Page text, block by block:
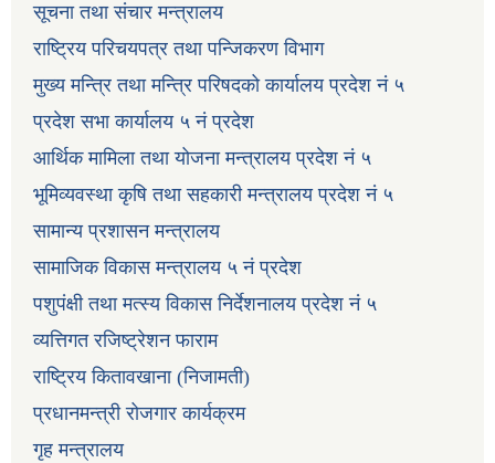
सूचना तथा संचार मन्त्रालय
राष्ट्रिय परिचयपत्र तथा पन्जिकरण विभाग
मुख्य मन्त्रि तथा मन्त्रि परिषदको कार्यालय प्रदेश नं ५
प्रदेश सभा कार्यालय ५ नं प्रदेश
आर्थिक मामिला तथा योजना मन्त्रालय प्रदेश नं ५
भूमिव्यवस्था कृषि तथा सहकारी मन्त्रालय प्रदेश नं ५
सामान्य प्रशासन मन्त्रालय
सामाजिक विकास मन्त्रालय ५ नं प्रदेश
पशुपंक्षी तथा मत्स्य विकास निर्देशनालय प्रदेश नं ५
व्यत्तिगत रजिष्ट्रेशन फाराम
राष्ट्रिय कितावखाना (निजामती)
प्रधानमन्त्री रोजगार कार्यक्रम
गृह मन्त्रालय